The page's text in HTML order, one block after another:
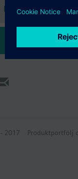
Kompatibla
2017 Produktportfölj